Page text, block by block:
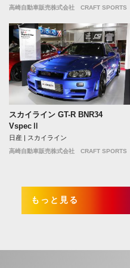
高崎自動車販売株式会社 CRAFT SPORTS
スカイライン GT-R BNR34
VspecⅡ
日産 | スカイライン
高崎自動車販売株式会社 CRAFT SPORTS
もっと見る